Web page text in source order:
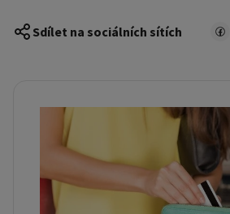
Sdílet na sociálních sítích